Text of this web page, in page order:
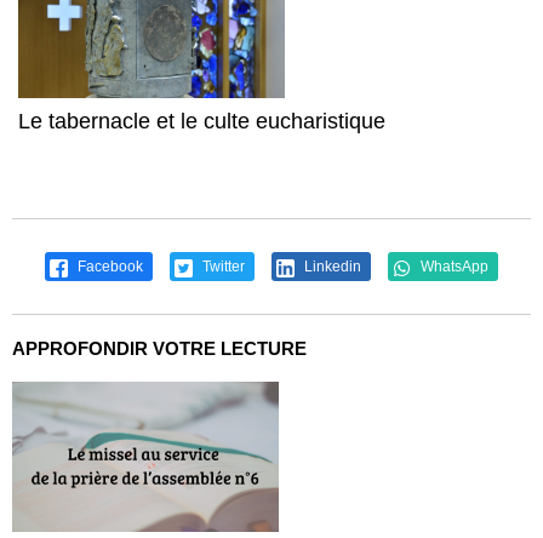
Le tabernacle et le culte eucharistique
Facebook Twitter Linkedin WhatsApp
APPROFONDIR VOTRE LECTURE